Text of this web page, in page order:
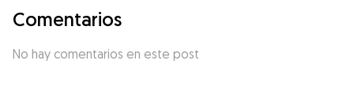
Comentarios
No hay comentarios en este post